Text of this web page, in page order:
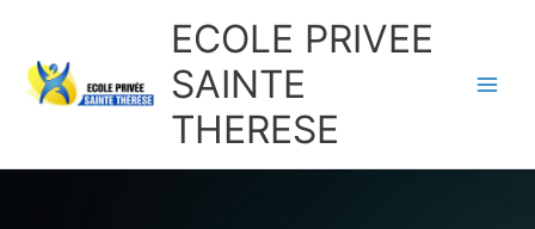
contenu
ECOLE PRIVEE
SAINTE
THERESE